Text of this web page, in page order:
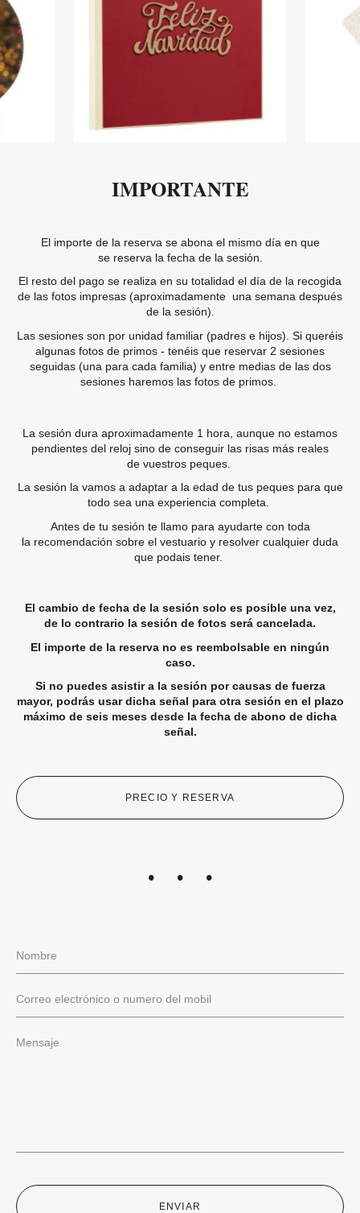
IMPORTANTE
El importe de la reserva se abona el mismo día en que
se reserva la fecha de la sesión.
El resto del pago se realiza en su totalidad el día de la recogida
de las fotos impresas (aproximadamente una semana después
de la sesión).
Las sesiones son por unidad familiar (padres e hijos). Si queréis
algunas fotos de primos - tenéis que reservar 2 sesiones
seguidas (una para cada familia) y entre medias de las dos
sesiones haremos las fotos de primos.
La sesión dura aproximadamente 1 hora, aunque no estamos
pendientes del reloj sino de conseguir las risas más reales
de vuestros peques.
La sesión la vamos a adaptar a la edad de tus peques para que
todo sea una experiencia completa.
Antes de tu sesión te llamo para ayudarte con toda
la recomendación sobre el vestuario y resolver cualquier duda
que podais tener.
El cambio de fecha de la sesión solo es posible una vez,
de lo contrario la sesión de fotos será cancelada.
El importe de la reserva no es reembolsable en ningún
caso.
Si no puedes asistir a la sesión por causas de fuerza
mayor, podrás usar dicha señal para otra sesión en el plazo
máximo de seis meses desde la fecha de abono de dicha
señal.
PRECIO Y RESERVA
ENVIAR